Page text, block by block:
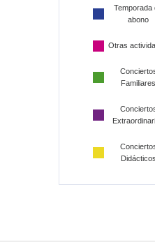
Temporada
abono
Otras
Familiares
Didácticos